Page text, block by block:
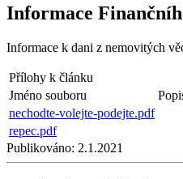
Informace
Informace k dani z nemovitých
Přílohy k článku
Jméno souboru
nechodte-volejte-podejte.pdf
repec.pdf
Publikováno: 2.1.2021